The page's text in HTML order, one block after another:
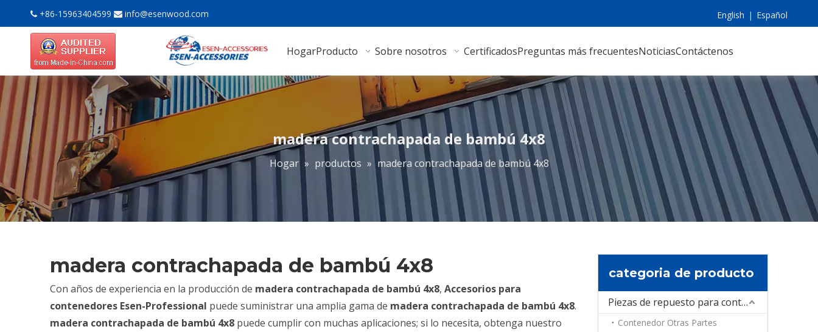
 +86-15963404599  info@esenwood.com English | Español
HogarProducto Sobre nosotros CertificadosPreguntas más frecuentesNoticiasContáctenos
madera contrachapada de bambú 4x8
Hogar » productos » madera contrachapada de bambú 4x8
madera contrachapada de bambú 4x8
Con años de experiencia en la producción de madera contrachapada de bambú 4x8, Accesorios para
contenedores Esen-Professional puede suministrar una amplia gama de madera contrachapada de bambú 4x8.
madera contrachapada de bambú 4x8 puede cumplir con muchas aplicaciones; si lo necesita, obtenga nuestro
categoria de producto
Piezas de repuesto para contenedores
Contenedor Otras Partes